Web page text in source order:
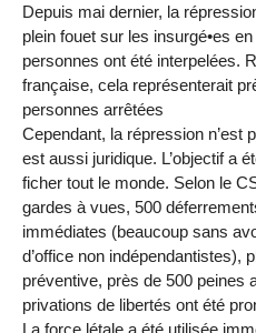
Depuis mai dernier, la
plein fouet sur les insurgé•es
personnes ont été interpelées.
française, cela représenterait
personnes arrêtées
Cependant, la répression n’est
est aussi juridique. L’objectif a
ficher tout le monde. Selon le
gardes à vues, 500
immédiates (beaucoup sans
d’office non indépendantistes),
préventive, près de 500 peines
privations de libertés ont été
La force létale a été utilisée